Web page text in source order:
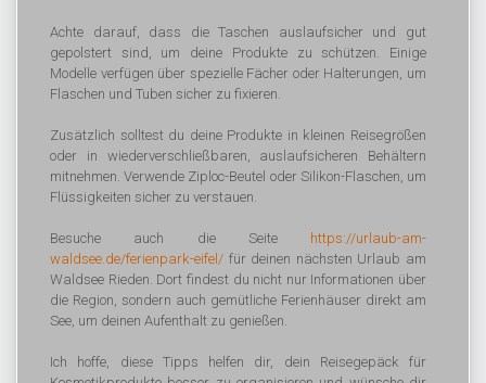
Achte darauf, dass die Taschen auslaufsicher und gut
gepolstert sind, um deine Produkte zu schützen. Einige
Modelle verfügen über spezielle Fächer oder Halterungen, um
Flaschen und Tuben sicher zu fixieren.
Zusätzlich solltest du deine Produkte in kleinen Reisegrößen
oder in wiederverschließbaren, auslaufsicheren Behältern
mitnehmen. Verwende Ziploc-Beutel oder Silikon-Flaschen, um
Flüssigkeiten sicher zu verstauen.
Besuche auch die Seite https://urlaub-am-
waldsee.de/ferienpark-eifel/ für deinen nächsten Urlaub am
Waldsee Rieden. Dort findest du nicht nur Informationen über
die Region, sondern auch gemütliche Ferienhäuser direkt am
See, um deinen Aufenthalt zu genießen.
Ich hoffe, diese Tipps helfen dir, dein Reisegepäck für